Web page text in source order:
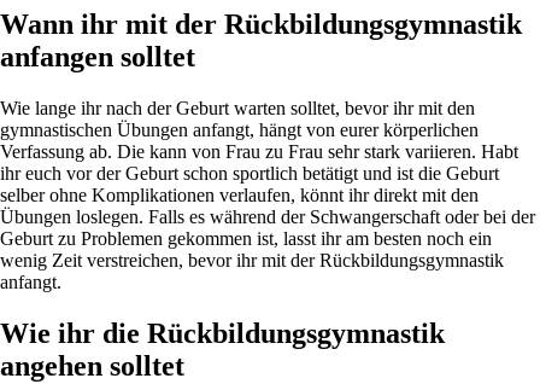
Wann ihr mit der Rückbildungsgymnastik
anfangen solltet
Wie lange ihr nach der Geburt warten solltet, bevor ihr mit den
gymnastischen Übungen anfangt, hängt von eurer körperlichen
Verfassung ab. Die kann von Frau zu Frau sehr stark variieren. Habt
ihr euch vor der Geburt schon sportlich betätigt und ist die Geburt
selber ohne Komplikationen verlaufen, könnt ihr direkt mit den
Übungen loslegen. Falls es während der Schwangerschaft oder bei der
Geburt zu Problemen gekommen ist, lasst ihr am besten noch ein
wenig Zeit verstreichen, bevor ihr mit der Rückbildungsgymnastik
anfangt.
Wie ihr die Rückbildungsgymnastik
angehen solltet